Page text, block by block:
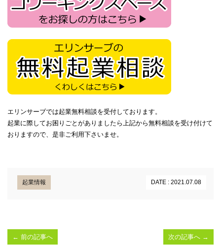
エリンサーブでは起業無料相談を受付しております。
起業に際してお困りごとがありましたら上記から無料相談を受け付けて
おりますので、是非ご利用下さいませ。
起業情報 DATE : 2021.07.08
← 前の記事へ 次の記事へ →